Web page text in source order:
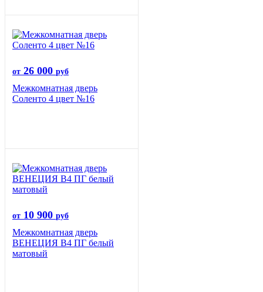
от 26 000 руб
Межкомнатная дверь
Соленто 4 цвет №16
от 10 900 руб
Межкомнатная дверь
ВЕНЕЦИЯ B4 ПГ белый
матовый